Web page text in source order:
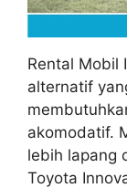
Rental Mobil
alternatif
akomodatif.
lebih lapang
Toyota